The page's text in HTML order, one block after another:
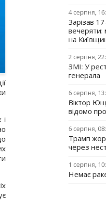
4 серпня,
Зарізав
вечеряти:
на
2 серпня,
ЗМІ: У
генерала
6 серпня,
Віктор
відомо
6 серпня,
Трамп
через
1 серпня,
Немає